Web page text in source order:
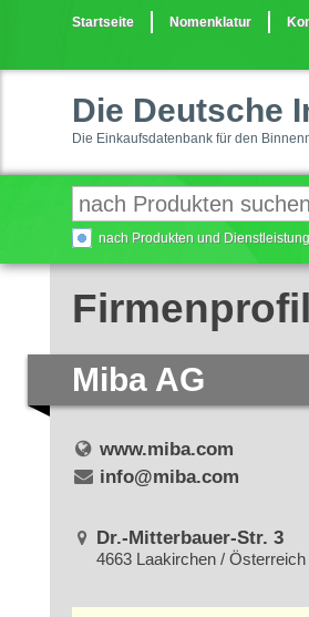
Startseite Nomenklatur
Die Deutsche
Die Einkaufsdatenbank für den
nach Produkten und
Miba AG
www.miba.com
info@miba.com
Dr.-Mitterbauer-Str. 3
4663 Laakirchen / Österreich